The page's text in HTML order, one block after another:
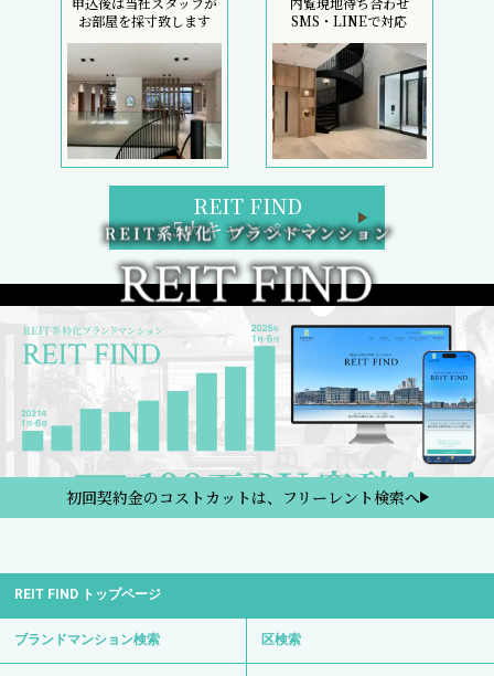
お部屋を採寸致します
SMS・LINEで対応
REIT FIND
5大キャンペーン
初回契約金のコストカットは、フリーレント検索へ
REIT FIND トップページ
ブランドマンション検索 区検索